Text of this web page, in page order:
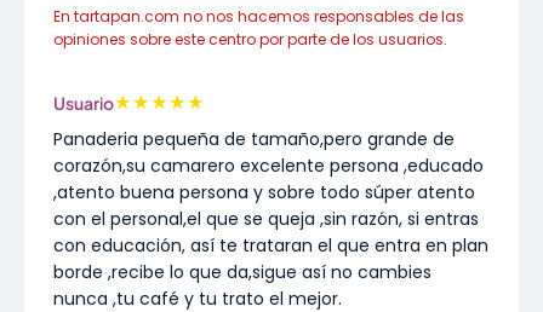
En tartapan.com no nos hacemos responsables de las
opiniones sobre este centro por parte de los usuarios.
Usuario★★★★★
Panaderia pequeña de tamaño,pero grande de
corazón,su camarero excelente persona ,educado
,atento buena persona y sobre todo súper atento
con el personal,el que se queja ,sin razón, si entras
con educación, así te trataran el que entra en plan
borde ,recibe lo que da,sigue así no cambies
nunca ,tu café y tu trato el mejor.